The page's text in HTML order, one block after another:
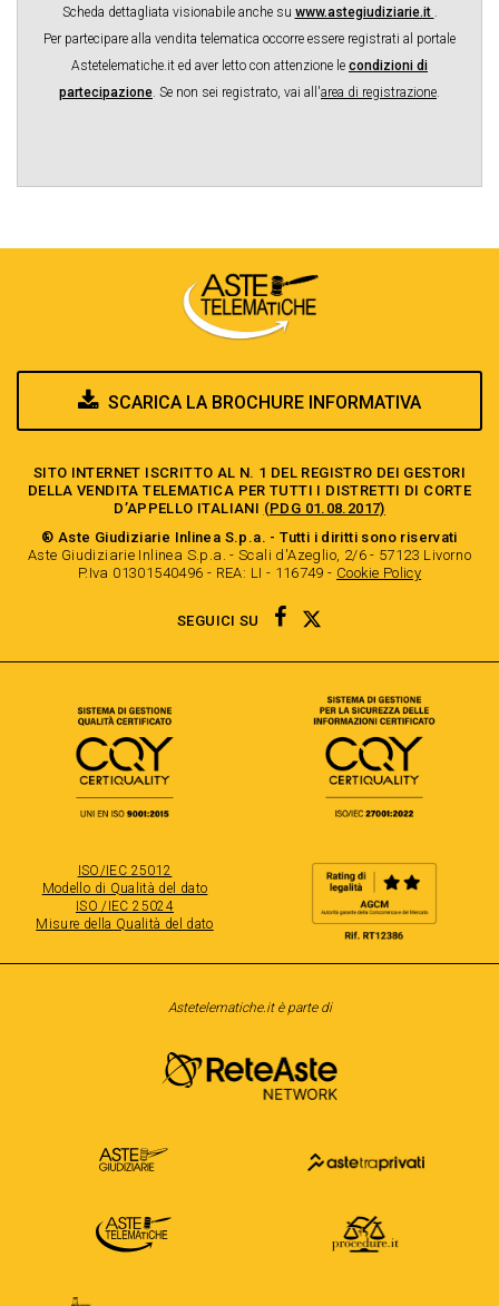
Scheda dettagliata visionabile anche su www.astegiudiziarie.it .
Per partecipare alla vendita telematica occorre essere registrati al portale
Astetelematiche.it ed aver letto con attenzione le condizioni di
partecipazione. Se non sei registrato, vai all'area di registrazione.
SCARICA LA BROCHURE INFORMATIVA
SITO INTERNET ISCRITTO AL N. 1 DEL REGISTRO DEI GESTORI
DELLA VENDITA TELEMATICA PER TUTTI I DISTRETTI DI CORTE
D’APPELLO ITALIANI (PDG 01.08.2017)
® Aste Giudiziarie Inlinea S.p.a. - Tutti i diritti sono riservati
Aste Giudiziarie Inlinea S.p.a. - Scali d'Azeglio, 2/6 - 57123 Livorno
P.Iva 01301540496 - REA: LI - 116749 - Cookie Policy
SEGUICI SU FACEBOOK
ISO/IEC 25012
Modello di Qualità del dato
ISO /IEC 25024
Misure della Qualità del dato
Astetelematiche.it è parte di